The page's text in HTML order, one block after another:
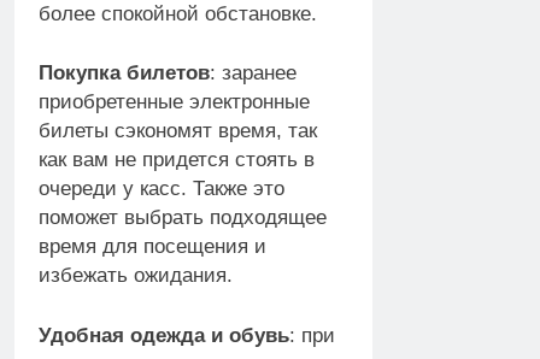
более спокойной обстановке.
Покупка билетов: заранее
приобретенные электронные
билеты сэкономят время, так
как вам не придется стоять в
очереди у касс. Также это
поможет выбрать подходящее
время для посещения и
избежать ожидания.
Удобная одежда и обувь: при